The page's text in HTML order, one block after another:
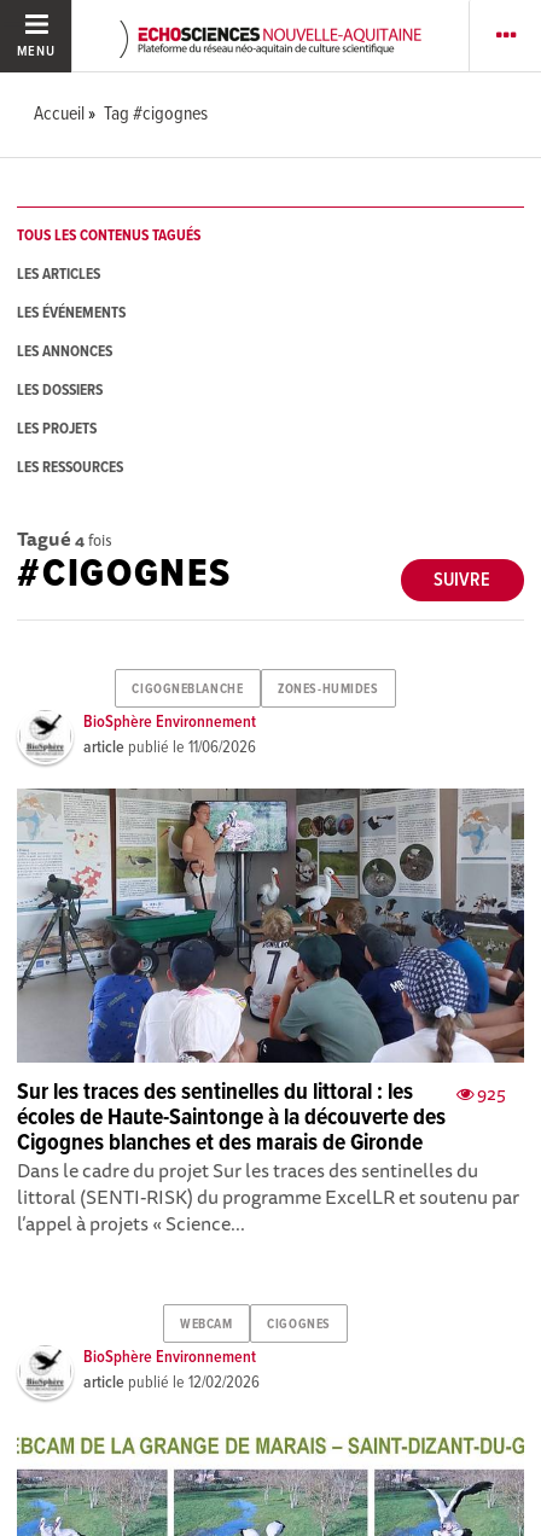
MENU
Accueil Tag #cigognes
TOUS LES CONTENUS TAGUÉS
LES ARTICLES
LES ÉVÉNEMENTS
LES ANNONCES
LES DOSSIERS
LES PROJETS
LES RESSOURCES
Tagué 4fois
SUIVRE
#CIGOGNES
CIGOGNEBLANCHE ZONES-HUMIDES
BioSphère Environnement
article publié le11/06/2026
925
Sur les traces des sentinelles du littoral : les
écoles de Haute-Saintonge à la découverte des
Cigognes blanches et des marais de Gironde
Dans le cadre du projet Sur les traces des sentinelles du
littoral (SENTI-RISK) du programme ExcelLR et soutenu par
l’appel à projets « Science...
WEBCAM CIGOGNES
BioSphère Environnement
article publié le12/02/2026